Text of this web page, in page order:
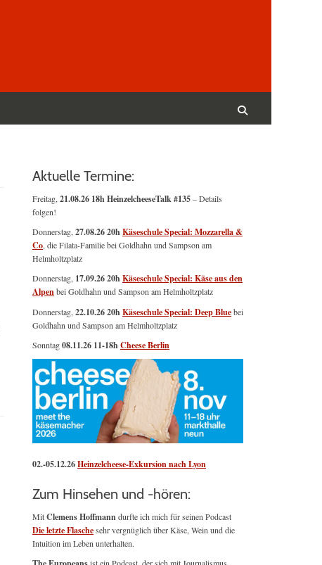
Aktuelle Termine:
Freitag, 21.08.26 18h HeinzelcheeseTalk #135– Details
folgen!
Donnerstag, 27.08.26 20hKäseschule Special: Mozzarella &
Co , die Filata-Familie bei Goldhahn und Sampson am
Helmholtzplatz
Donnerstag, 17.09.26 20hKäseschule Special: Käse aus den
Alpenbei Goldhahn und Sampson am Helmholtzplatz
Donnerstag, 22.10.26 20hKäseschule Special: Deep Bluebei
Goldhahn und Sampson am Helmholtzplatz
Sonntag08.11.26 11-18hCheese Berlin
02.-05.12.26Heinzelcheese-Exkursion nach Lyon
Zum Hinsehen und -hören:
MitClemens Hoffmanndurfte ich mich für seinen Podcast
Die letzte Flaschesehr vergnüglich über Käse, Wein und die
Intuition im Leben unterhalten.